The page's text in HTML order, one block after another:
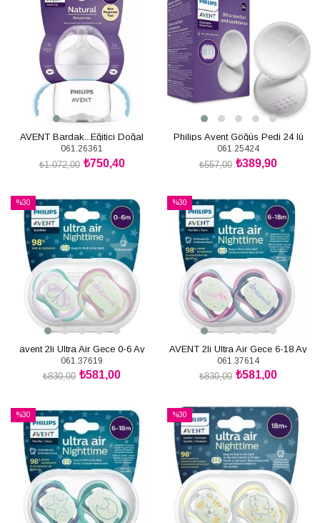
%30İndirim
AVENT Bardak...Eğitici Doğal
Tepkili 6+Ay
061.26361
₺750,40
₺1.072,00
İndirim
%30İndirim
Philips Avent Göğüs Pedi 24 lü
061.25424
₺389,90
₺557,00
%30
İndirim
%30İndirim
avent 2li Ultra Air Gece 0-6 Ay
Emzik
061.37619
₺581,00
₺830,00
%30
İndirim
%30İndirim
AVENT 2li Ultra Air Gece 6-18 Ay
Kız Emzik
061.37614
₺581,00
₺830,00
%30
İndirim
%30İndirim
%30
İndirim
%30İndirim